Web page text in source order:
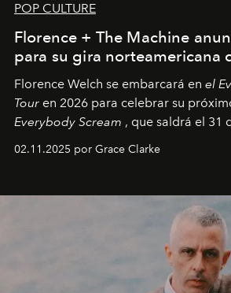
POP CULTURE
Florence + The Machine
para su gira norteamericana
Florence Welch se embarcará en el
Tour en 2026 para celebrar su
Everybody Scream , que saldrá el 31
fechas en Norteamérica a partir de
02.11.2025 por Grace Clarke